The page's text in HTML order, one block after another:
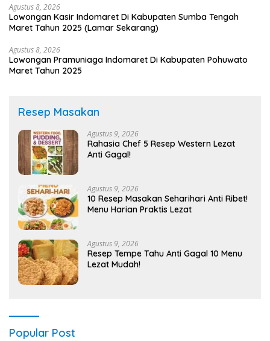
Agustus 8, 2026
Lowongan Kasir Indomaret Di Kabupaten Sumba Tengah
Maret Tahun 2025 (Lamar Sekarang)
Agustus 8, 2026
Lowongan Pramuniaga Indomaret Di Kabupaten Pohuwato
Maret Tahun 2025
Resep Masakan
Agustus 9, 2026
Rahasia Chef 5 Resep Western Lezat
Anti Gagal!
Agustus 9, 2026
10 Resep Masakan Seharihari Anti Ribet!
Menu Harian Praktis Lezat
Agustus 9, 2026
Resep Tempe Tahu Anti Gagal 10 Menu
Lezat Mudah!
Popular Post